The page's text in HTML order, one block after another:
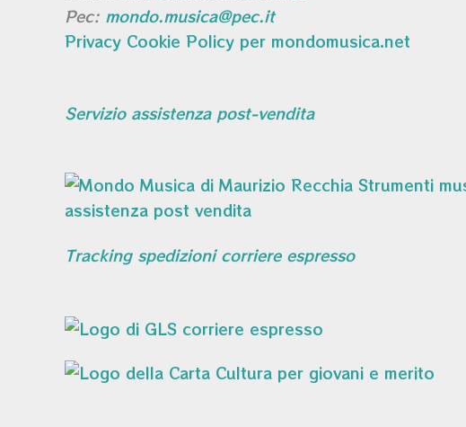
Pec: mondo.musica@pec.it
Privacy Cookie Policy per mondomusica.net
Servizio assistenza post-vendita
Tracking spedizioni corriere espresso